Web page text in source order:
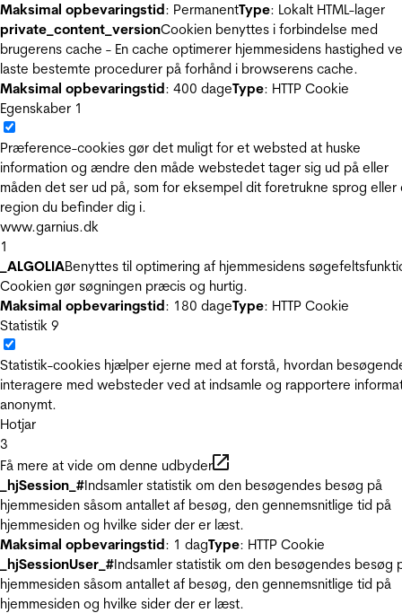
Maksimal opbevaringstid: PermanentType: Lokalt HTML-lager
private_content_versionCookien benyttes i forbindelse med
brugerens cache - En cache optimerer hjemmesidens hastighed
laste bestemte procedurer på forhånd i browserens cache.
Maksimal opbevaringstid: 400 dageType: HTTP Cookie
Egenskaber 1
Præference-cookies gør det muligt for et websted at huske
information og ændre den måde webstedet tager sig ud på eller
måden det ser ud på, som for eksempel dit foretrukne sprog eller
region du befinder dig i.
www.garnius.dk
1
_ALGOLIABenyttes til optimering af hjemmesidens
Cookien gør søgningen præcis og hurtig.
Maksimal opbevaringstid: 180 dageType: HTTP Cookie
Statistik 9
Statistik-cookies hjælper ejerne med at forstå, hvordan
interagere med websteder ved at indsamle og rapportere
anonymt.
Hotjar
3
Få mere at vide om denne udbyder
_hjSession_#Indsamler statistik om den besøgendes besøg på
hjemmesiden såsom antallet af besøg, den gennemsnitlige tid på
hjemmesiden og hvilke sider der er læst.
Maksimal opbevaringstid: 1 dagType: HTTP Cookie
_hjSessionUser_#Indsamler statistik om den besøgendes besøg
hjemmesiden såsom antallet af besøg, den gennemsnitlige tid på
hjemmesiden og hvilke sider der er læst.